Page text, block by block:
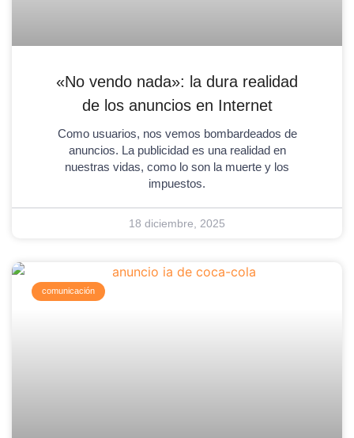
«No vendo nada»: la dura realidad
de los anuncios en Internet
Como usuarios, nos vemos bombardeados de
anuncios. La publicidad es una realidad en
nuestras vidas, como lo son la muerte y los
impuestos.
18 diciembre, 2025
comunicación